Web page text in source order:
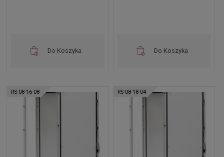
Do Koszyka Do Koszyka
RS-08-16-08 RS-08-18-04